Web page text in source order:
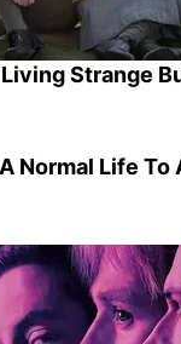
Strange
Normal Life To